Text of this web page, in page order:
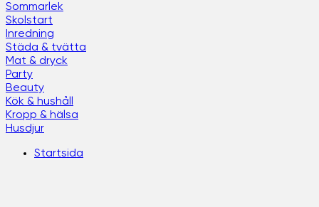
Sommarlek
Skolstart
Inredning
Städa & tvätta
Mat & dryck
Party
Beauty
Kök & hushåll
Kropp & hälsa
Husdjur
Startsida